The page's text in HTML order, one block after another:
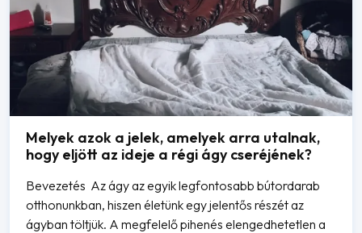
Melyek azok a jelek, amelyek arra utalnak,
hogy eljött az ideje a régi ágy cseréjének?
Bevezetés Az ágy az egyik legfontosabb bútordarab
otthonunkban, hiszen életünk egy jelentős részét az
ágyban töltjük. A megfelelő pihenés elengedhetetlen a